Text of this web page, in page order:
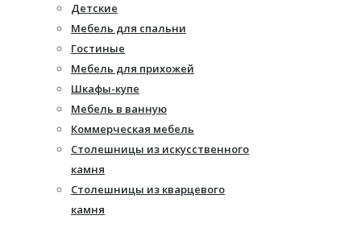
Детские
Мебель для спальни
Гостиные
Мебель для прихожей
Шкафы-купе
Мебель в ванную
Коммерческая мебель
Столешницы из искусственного
камня
Столешницы из кварцевого
камня